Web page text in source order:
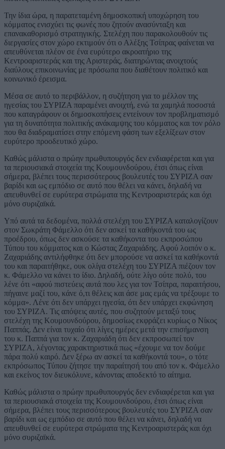
Την ίδια ώρα, η παρατεταμένη δημοσκοπική υποχώρηση του
κόμματος ενισχύει τις φωνές που ζητούν ανασύνταξη και
επανακαθορισμό στρατηγικής. Στελέχη που παρακολουθούν τις
διεργασίες στον χώρο εκτιμούν ότι ο Αλέξης Τσίπρας φαίνεται να
απευθύνεται πλέον σε ένα ευρύτερο ακροατήριο της
Κεντροαριστεράς και της Αριστεράς, διατηρώντας ανοιχτούς
διαύλους επικοινωνίας με πρόσωπα που διαθέτουν πολιτικό και
κοινωνικό έρεισμα.
Μέσα σε αυτό το περιβάλλον, η συζήτηση για το μέλλον της
ηγεσίας του ΣΥΡΙΖΑ παραμένει ανοιχτή, ενώ τα χαμηλά ποσοστά
που καταγράφουν οι δημοσκοπήσεις εντείνουν τον προβληματισμό
για τη δυνατότητα πολιτικής ανάκαμψης του κόμματος και τον ρόλο
που θα διαδραματίσει στην επόμενη φάση των εξελίξεων στον
ευρύτερο προοδευτικό χώρο.
Καθώς μάλιστα ο πρώην πρωθυπουργός δεν ενδιαφέρεται και για
τα περιουσιακά στοιχεία της Κουμουνδούρου, έτσι όπως είναι
σήμερα, βλέπει τους περισσότερους βουλευτές του ΣΥΡΙΖΑ σαν
βαρίδι και ως εμπόδιο σε αυτό που θέλει να κάνει, δηλαδή να
απευθυνθεί σε ευρύτερα στρώματα της Κεντροαριστεράς και όχι
μόνο συριζαϊκά.
Υπό αυτά τα δεδομένα, πολλά στελέχη του ΣΥΡΙΖΑ καταλογίζουν
στον Σωκράτη Φάμελλο ότι δεν ασκεί τα καθήκοντά του ως
προέδρου, όπως δεν ασκούσε τα καθήκοντα του εκπροσώπου
Τύπου του κόμματος και ο Κώστας Ζαχαριάδης. Αφού λοιπόν ο κ.
Ζαχαριάδης αντιλήφθηκε ότι δεν μπορούσε να ασκεί τα καθήκοντά
του και παραιτήθηκε, ουκ ολίγα στελέχη του ΣΥΡΙΖΑ πιέζουν τον
κ. Φάμελλο να κάνει το ίδιο. Δηλαδή, ούτε λίγο ούτε πολύ, του
λένε ότι «αφού πιστεύεις αυτά που λες για τον Τσίπρα, παραιτήσου,
πήγαινε μαζί του, κάνε ό,τι θέλεις και άσε μας εμάς να τρέξουμε το
κόμμα». Λένε ότι δεν υπάρχει ηγεσία, ότι δεν υπάρχει εκφώνηση
του ΣΥΡΙΖΑ. Τις απόψεις αυτές, που συζητούν μεταξύ τους
στελέχη της Κουμουνδούρου, δημοσίως εκφράζει κυρίως ο Νίκος
Παππάς. Δεν είναι τυχαίο ότι λίγες ημέρες μετά την επισήμανση
του κ. Παππά για τον κ. Ζαχαριάδη ότι δεν εκπροσωπεί τον
ΣΥΡΙΖΑ, λέγοντας χαρακτηριστικά πως «έχουμε να τον δούμε
πάρα πολύ καιρό. Δεν ξέρω αν ασκεί τα καθήκοντά του», ο τότε
εκπρόσωπος Τύπου ζήτησε την παραίτησή του από τον κ. Φάμελλο
και εκείνος τον διευκόλυνε, κάνοντας αποδεκτό το αίτημα.
Καθώς μάλιστα ο πρώην πρωθυπουργός δεν ενδιαφέρεται και για
τα περιουσιακά στοιχεία της Κουμουνδούρου, έτσι όπως είναι
σήμερα, βλέπει τους περισσότερους βουλευτές του ΣΥΡΙΖΑ σαν
βαρίδι και ως εμπόδιο σε αυτό που θέλει να κάνει, δηλαδή να
απευθυνθεί σε ευρύτερα στρώματα της Κεντροαριστεράς και όχι
μόνο συριζαϊκά.